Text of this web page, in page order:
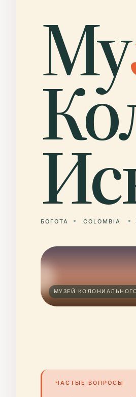
Му
БОГОТА COLOMBIA
МУЗЕЙ
ЧАСТЫЕ ВОПРОСЫ